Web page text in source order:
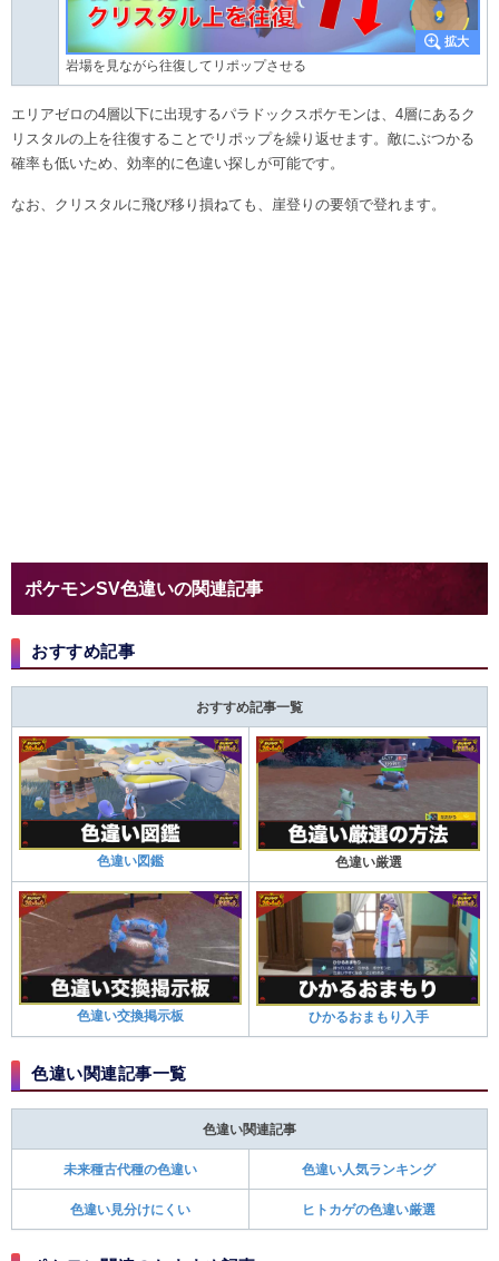
岩場を見ながら往復してリポップさせる
エリアゼロの4層以下に出現するパラドックスポケモンは、4層にあるク
リスタルの上を往復することでリポップを繰り返せます。敵にぶつかる
確率も低いため、効率的に色違い探しが可能です。
なお、クリスタルに飛び移り損ねても、崖登りの要領で登れます。
ポケモンSV色違いの関連記事
おすすめ記事
おすすめ記事一覧
色違い図鑑 色違い厳選
色違い交換掲示板 ひかるおまもり入手
色違い関連記事一覧
色違い関連記事
未来種古代種の色違い 色違い人気ランキング
色違い見分けにくい ヒトカゲの色違い厳選